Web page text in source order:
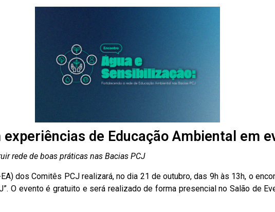
de Educação Ambiental em
rede de boas práticas nas Bacias PCJ
dos Comitês PCJ realizará, no dia 21 de outubro, das 9h às 13h, o
O evento é gratuito e será realizado de forma presencial no Salão de